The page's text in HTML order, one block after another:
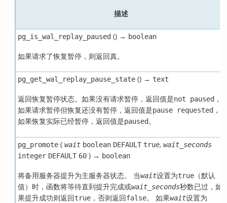
描述
pg_is_wal_replay_paused() → boolean
如果请求了恢复暂停，则返回真。
pg_get_wal_replay_pause_state() → text
返回恢复暂停状态。如果没有请求暂停，返回值是not paused，
如果请求暂停但恢复还没有暂停，返回值是pause requested，
如果恢复实际已经暂停，返回值是paused。
pg_promote( wait boolean DEFAULT true, wait_seconds
integer DEFAULT 60) → boolean
将备用服务器提升为主服务器状态。 当wait设置为true（默认
值）时，函数将等待直到提升完成或wait_seconds秒数已过，如
果提升成功则返回true，否则返回false。 如果wait设置为